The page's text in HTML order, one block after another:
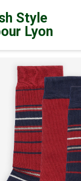
Style
Lyon